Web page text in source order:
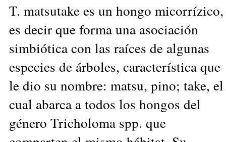
T. matsutake es un hongo micorrízico,
es decir que forma una asociación
simbiótica con las raíces de algunas
especies de árboles, característica que
le dio su nombre: matsu, pino; take, el
cual abarca a todos los hongos del
género Tricholoma spp. que